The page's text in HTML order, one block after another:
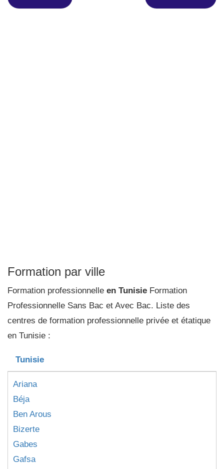
Formation par ville
Formation professionnelle en Tunisie Formation
Professionnelle Sans Bac et Avec Bac. Liste des
centres de formation professionnelle privée et étatique
en Tunisie :
Tunisie
Ariana
Béja
Ben Arous
Bizerte
Gabes
Gafsa